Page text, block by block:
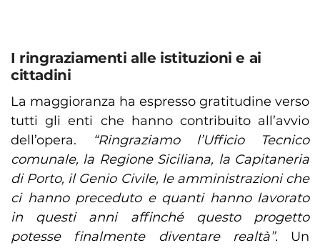
I ringraziamenti alle istituzioni e ai
cittadini
La maggioranza ha espresso gratitudine verso
tutti gli enti che hanno contribuito all’avvio
dell’opera.
“Ringraziamo l’Ufficio Tecnico
comunale, la Regione Siciliana, la Capitaneria
di Porto, il Genio Civile, le amministrazioni che
ci hanno preceduto e quanti hanno lavorato
in questi anni affinché questo progetto
potesse finalmente diventare realtà”. Un